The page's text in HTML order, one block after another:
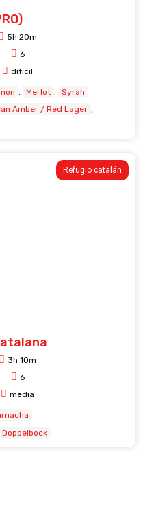
5h 20m
6
difícil
Merlot
Syrah
Amber / Red Lager
Refugio catalán
3h 10m
6
media
Doppelbock